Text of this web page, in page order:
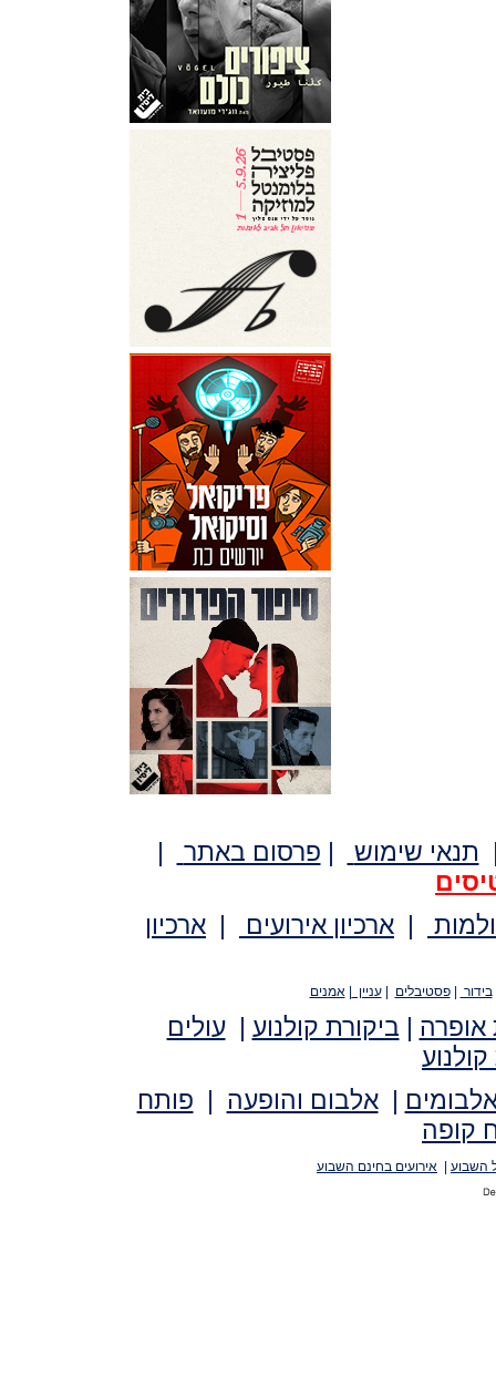
תנאי שימוש | פרסום באתר
|
| ארכיון אירועים | ארכיון
בידור |פסטיבלים |עניין |אמנים
אופרה | ביקורת קולנוע |עולים
קולנוע
|אלבום והופעה | פותח
קופה
השבוע אירועים בחינם השבוע